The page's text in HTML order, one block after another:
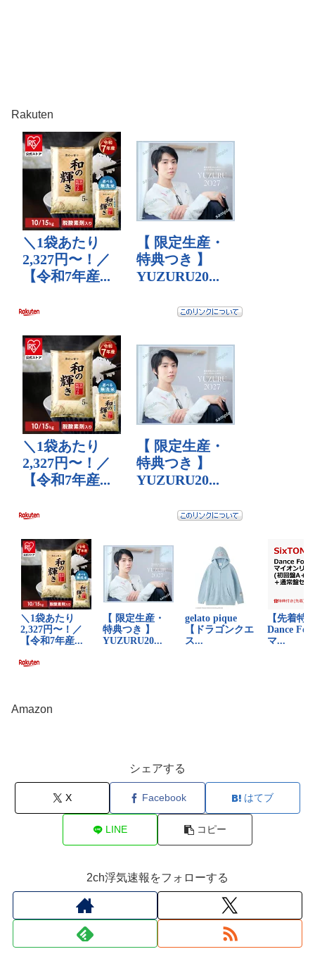
Rakuten
Amazon
シェアする
X Facebook はてブ
LINE コピー
2ch浮気速報をフォローする